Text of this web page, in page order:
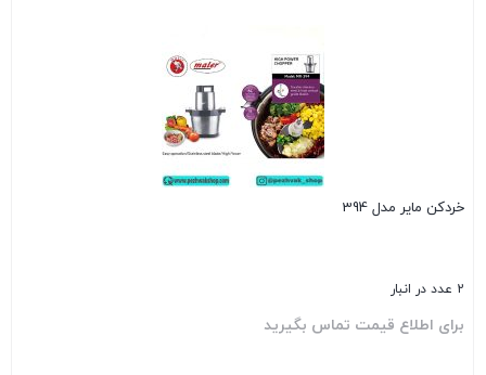
خردکن مایر مدل 394
2 عدد در انبار
برای اطلاع قیمت تماس بگیرید